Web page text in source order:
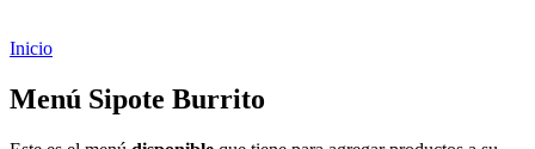
Inicio
Menú Sipote Burrito